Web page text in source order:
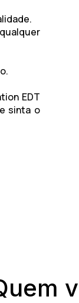
EDT
sinta o